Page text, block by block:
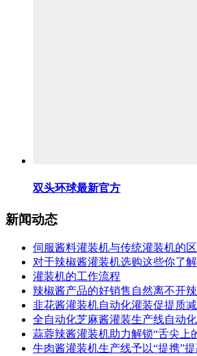
双头环球最新官方
新闻动态
伺服酱料灌装机与传统灌装机的
对于辣椒酱灌装机选购这些你了
灌装机的工作流程
辣椒酱产品的好销售自然离不开
韭花酱灌装机自动化灌装促提质减
全自动化芝麻酱灌装生产线自动化
蒜蓉辣酱灌装机助力解锁“舌尖上
牛肉酱灌装机生产线予以“提携”